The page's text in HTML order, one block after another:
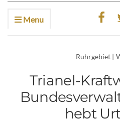
Menu
Ruhrgebiet |
Trianel-
hebt